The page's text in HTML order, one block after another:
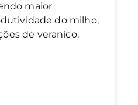
maior
do milho,
de veranico.